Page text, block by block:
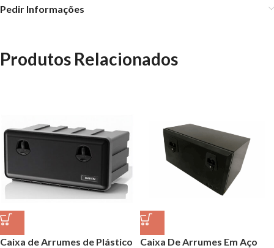
Pedir Informações
Produtos Relacionados
Caixa de Arrumes de Plástico
Caixa De Arrumes Em Aço